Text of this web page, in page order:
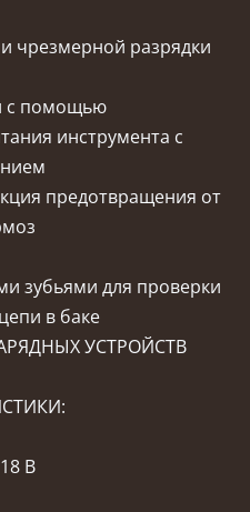
чрезмерной разрядки
с помощью
инструмента с
предотвращения от
зубьями для проверки
в баке
УСТРОЙСТВ
В